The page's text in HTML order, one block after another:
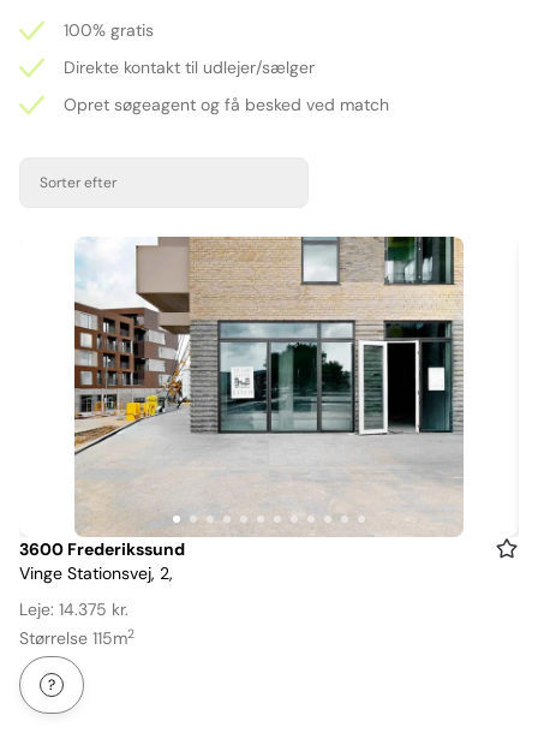
100% gratis
Direkte kontakt til udlejer/sælger
Opret søgeagent og få besked ved match
Sorter efter
Item
1
of
12
3600 Frederikssund
Vinge Stationsvej, 2,
Leje: 14.375 kr.
Størrelse 115m2